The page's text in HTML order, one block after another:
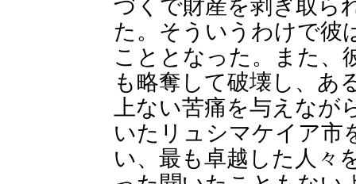
づくで財産を剥ぎ取ら
た。そういうわけで彼
こととなった。また、
も略奪して破壊し、あ
上ない苦痛を与えな
いたリュシマケイア市
い、最も卓越した人々